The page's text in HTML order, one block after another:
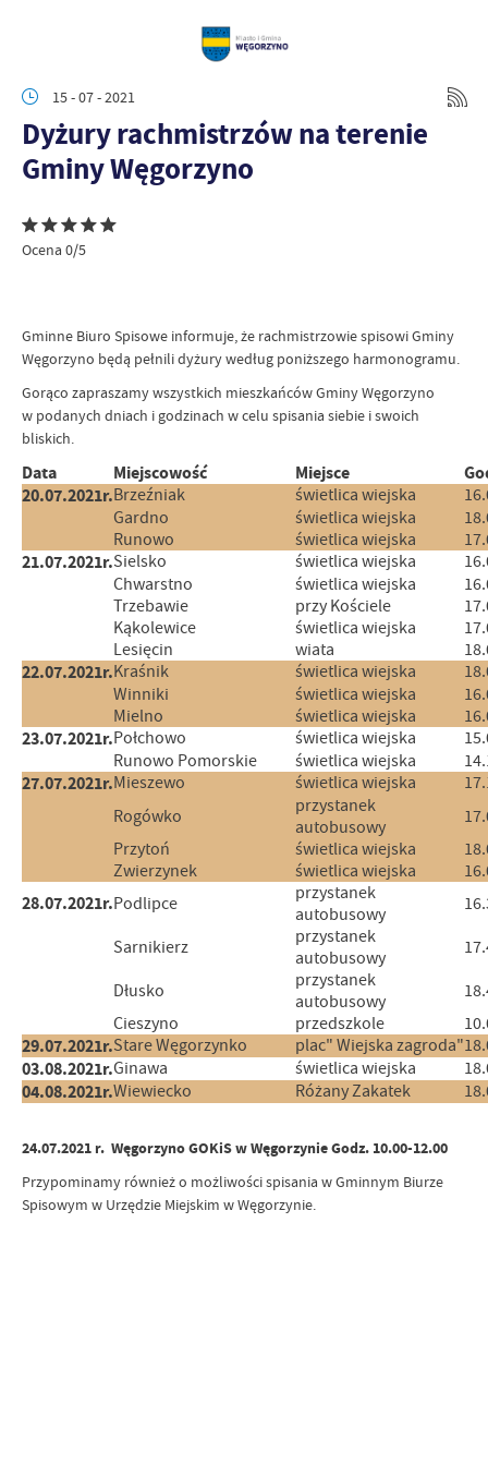
15 - 07 - 2021
Dyżury rachmistrzów na terenie
Gminy Węgorzyno
Ocena 0/5
Gminne Biuro Spisowe informuje, że rachmistrzowie spisowi Gminy
Węgorzyno będą pełnili dyżury według poniższego harmonogramu.
Gorąco zapraszamy wszystkich mieszkańców Gminy Węgorzyno
w podanych dniach i godzinach w celu spisania siebie i swoich
bliskich.
Data Miejscowość Miejsce
20.07.2021r.Brzeźniak świetlica wiejska
Gardno
świetlica wiejska
Runowo
świetlica wiejska
21.07.2021r.Sielsko świetlica wiejska
Chwarstno
świetlica wiejska
Trzebawie
przy Kościele
Kąkolewice
świetlica wiejska
Lesięcin
wiata
22.07.2021r.Kraśnik świetlica wiejska
Winniki
świetlica wiejska
Mielno
świetlica wiejska
23.07.2021r.Połchowo świetlica wiejska
Runowo Pomorskie
świetlica wiejska
27.07.2021r.Mieszewo świetlica wiejska
Rogówko
przystanek
autobusowy
Przytoń
świetlica wiejska
Zwierzynek
świetlica wiejska
28.07.2021r.Podlipce
przystanek
autobusowy
Sarnikierz
przystanek
autobusowy
Dłusko
przystanek
autobusowy
Cieszyno
przedszkole
29.07.2021r.Stare Węgorzynko plac" Wiejska zagroda"
03.08.2021r.Ginawa świetlica wiejska
04.08.2021r.Wiewiecko Różany Zakatek
24.07.2021 r. Węgorzyno GOKiS w Węgorzynie Godz. 10.00-12.00
Przypominamy również o możliwości spisania w Gminnym Biurze
Spisowym w Urzędzie Miejskim w Węgorzynie.